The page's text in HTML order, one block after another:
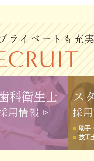
ライベートも充
科衛生士
用情報
ス
採
助手
技工